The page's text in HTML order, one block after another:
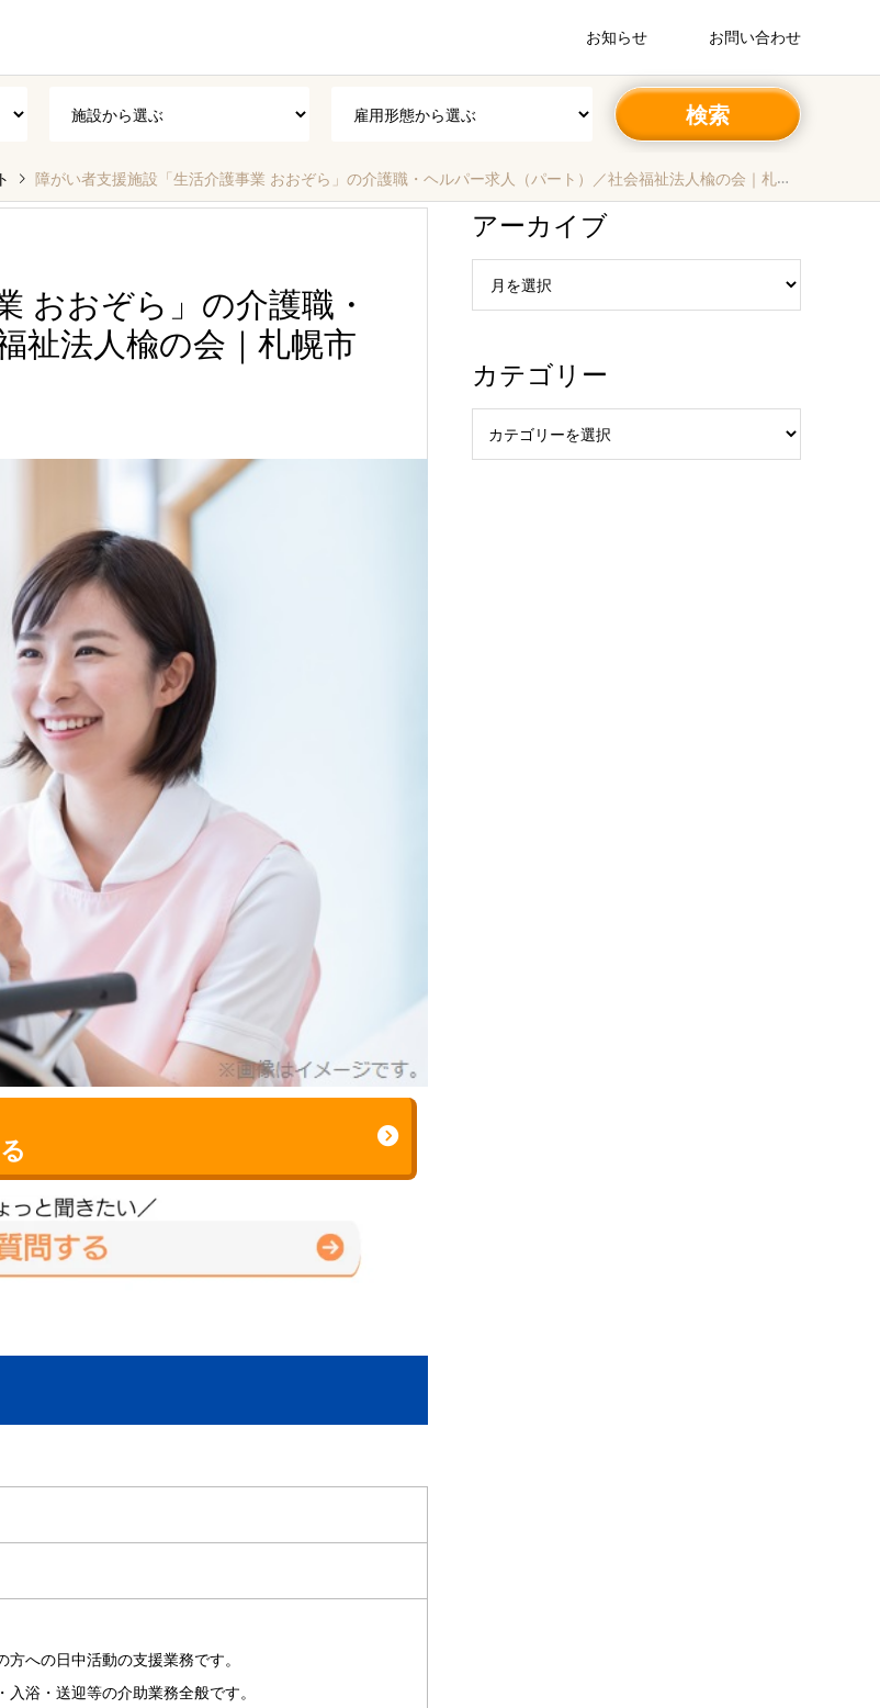
お知らせ お問い合わせ
障がい者支援施設「生活介護事業 おおぞら」の介護職・ヘルパー求人（パート）／社会福祉法人楡の会｜札幌市厚別区‐北海道
おおぞら」の介護職・
祉法人楡の会｜札幌市
への日中活動の支援業務です。
浴・送迎等の介助業務全般です。
アーカイブ
カテゴリー